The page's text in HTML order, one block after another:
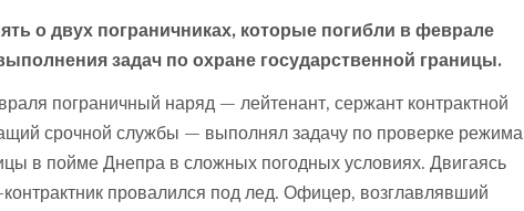
о двух пограничниках, которые погибли в феврале
задач по охране государственной границы.
пограничный наряд — лейтенант, сержант контрактной
срочной службы — выполнял задачу по проверке режима
в пойме Днепра в сложных погодных условиях. Двигаясь
провалился под лед. Офицер, возглавлявший